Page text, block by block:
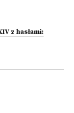
z hasłami: